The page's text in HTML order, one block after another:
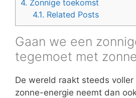
4. Zonnige toekomst
4.1. Related Posts
Gaan we een
tegemoet met
De wereld raakt steeds
zonne-energie neemt dan